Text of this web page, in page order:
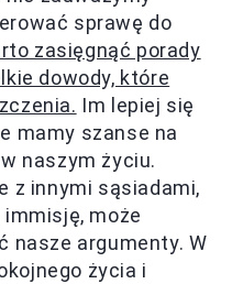
sprawę do
zasięgnąć porady
dowody, które
Im lepiej się
mamy szanse na
naszym życiu.
z innymi sąsiadami,
może
nasze argumenty. W
życia i